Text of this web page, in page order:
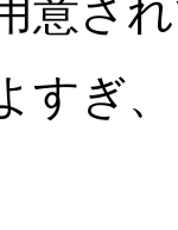
意さ
すぎ